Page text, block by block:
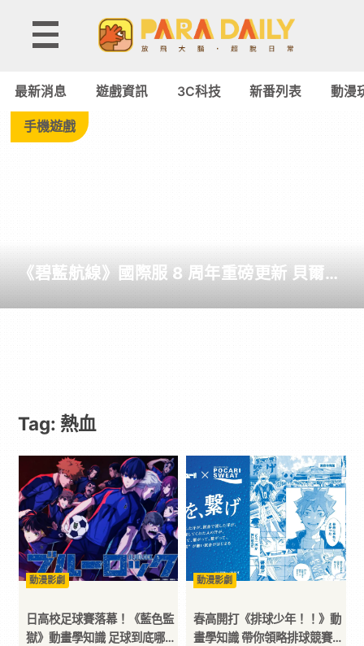
Tag:
血
-
遊
動
漫
二
次
元
最新消息 遊戲資訊 3C科技 新番列表 動漫
手機遊戲
《碧藍航線》國際服 8 周年重磅更新 貝爾法
Tag: 熱血
動漫影劇
日高校足球賽落幕！《藍色監
獄》動畫學知識 足球到底哪裡
動漫影劇
春高開打《排球少年！！》動
畫學知識 帶你領略排球競賽魅